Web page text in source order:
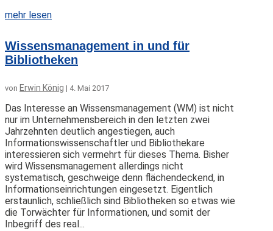
mehr lesen
Wissensmanagement in und für
Bibliotheken
von Erwin König | 4. Mai 2017
Das Interesse an Wissensmanagement (WM) ist nicht
nur im Unternehmensbereich in den letzten zwei
Jahrzehnten deutlich angestiegen, auch
Informationswissenschaftler und Bibliothekare
interessieren sich vermehrt für dieses Thema. Bisher
wird Wissensmanagement allerdings nicht
systematisch, geschweige denn flächendeckend, in
Informationseinrichtungen eingesetzt. Eigentlich
erstaunlich, schließlich sind Bibliotheken so etwas wie
die Torwächter für Informationen, und somit der
Inbegriff des real...